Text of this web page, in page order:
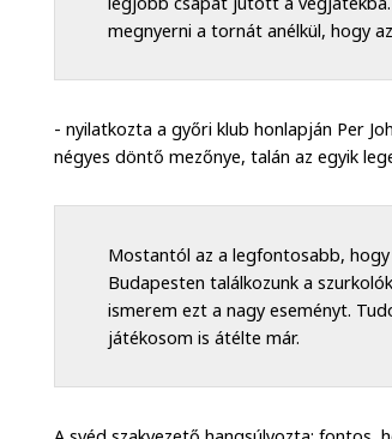
megnyerni a tornát anélkül, hogy
- nyilatkozta a győri klub honlapján Per
négyes döntő mezőnye, talán az egyik
Mostantól az a legfontosabb, hogy
Budapesten találkozunk a
ismerem ezt a nagy eseményt.
játékosom is átélte már.